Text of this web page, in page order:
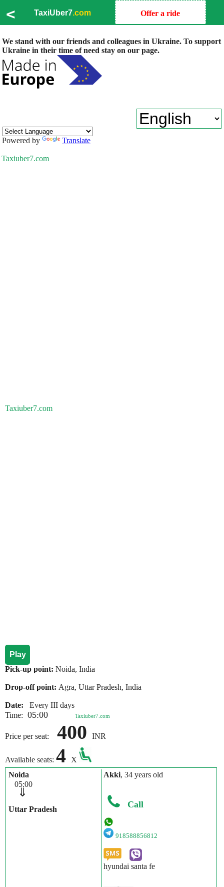
< TaxiUber7.com Offer a ride
We stand with our friends and colleagues in Ukraine. To support
Ukraine in their time of need stay on our page.
Powered by Translate
Taxiuber7.com
Taxiuber7.com
Play
Pick-up point: Noida, India
Drop-off point: Agra, Uttar Pradesh, India
Date:
Every III days
Time: 05:00 Taxiuber7.com
Price per seat: 400 INR
Available seats: 4
X
Noida
05:00
⇓
Uttar Pradesh
Akki, 34 years old
Call
918588856812
hyundai santa fe